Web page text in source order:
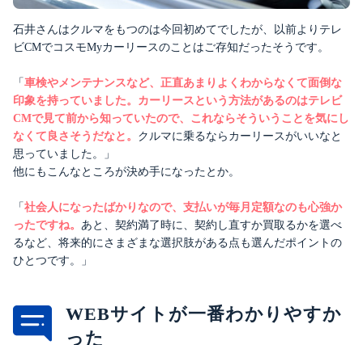
石井さんはクルマをもつのは今回初めてでしたが、以前よりテレ
ビCMでコスモMyカーリースのことはご存知だったそうです。
「 車検やメンテナンスなど、正直あまりよくわからなくて面倒な
印象を持っていました。カーリースという方法があるのはテレビ
CMで見て前から知っていたので、これならそういうことを気にし
なくて良さそうだなと。 クルマに乗るならカーリースがいいなと
思っていました。」
他にもこんなところが決め手になったとか。
「 社会人になったばかりなので、支払いが毎月定額なのも心強か
ったですね。 あと、契約満了時に、契約し直すか買取るかを選べ
るなど、将来的にさまざまな選択肢がある点も選んだポイントの
ひとつです。」
WEBサイトが一番わかりやすか
った